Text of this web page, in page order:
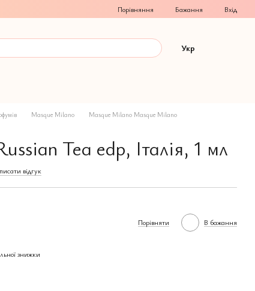
Порівняння Бажання Вхід
Укр
Masque Milano
Masque Milano Masque Milano
Tea edp, Італія, 1 мл
відгук
Порівняти В бажання
знижки